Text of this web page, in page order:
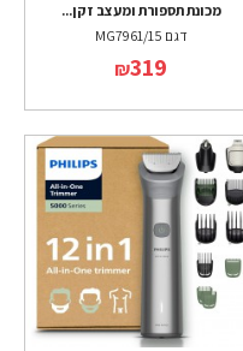
מכונת תספורת ומעצב זקן...
דגם MG7961/15
₪319